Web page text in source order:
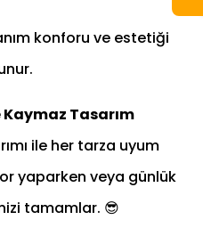
konforu ve estetiği
Kaymaz Tasarım
ile her tarza uyum
yaparken veya günlük
tamamlar. 😎